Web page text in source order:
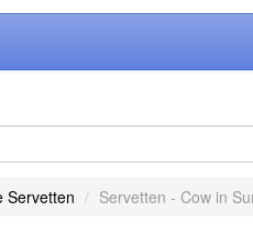
Servetten Servetten - Cow in